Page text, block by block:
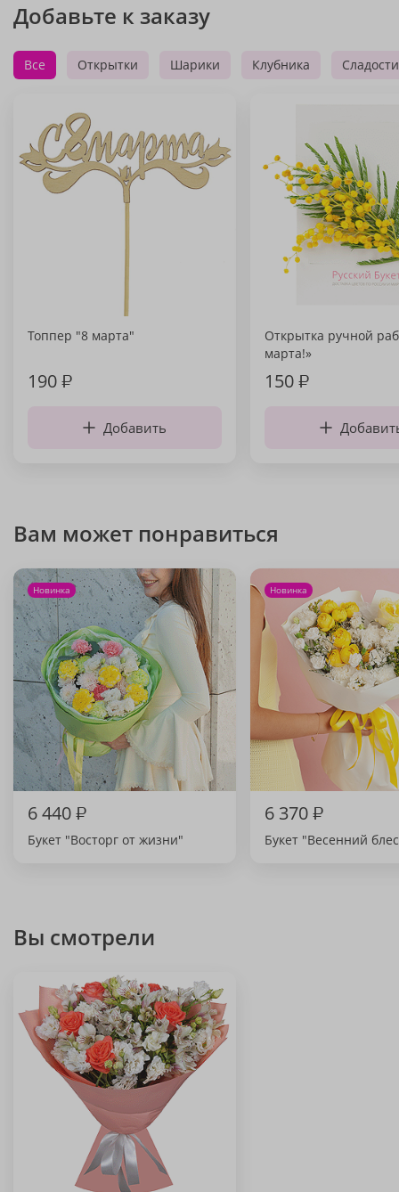
Добавьте к заказу
Все Открытки Шарики Клубника Сладости
Топпер "8 марта"
190₽
Добавить
Открытка ручной
марта!»
150₽
Вам может понравиться
Новинка
6 440₽
Букет "Восторг от жизни"
Новинка
6 370₽
Букет "Весенний
Вы смотрели